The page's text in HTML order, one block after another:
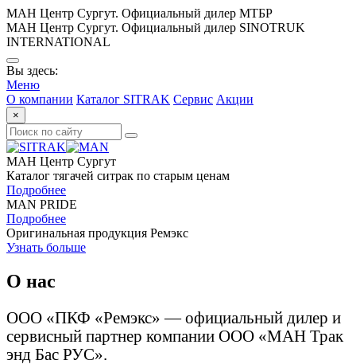
МАН Центр Сургут. Официальный дилер МТБР
МАН Центр Сургут. Официальный дилер SINOTRUK
INTERNATIONAL
Вы здесь:
Меню
О компании Каталог SITRAK Сервис Акции
×
МАН Центр Сургут
Каталог тягачей ситрак по старым ценам
Подробнее
MAN PRIDE
Подробнее
Оригинальная продукция Ремэкс
Узнать больше
О нас
ООО «ПКФ «Ремэкс» — официальный дилер и
сервисный партнер компании ООО «МАН Трак
энд Бас РУС».